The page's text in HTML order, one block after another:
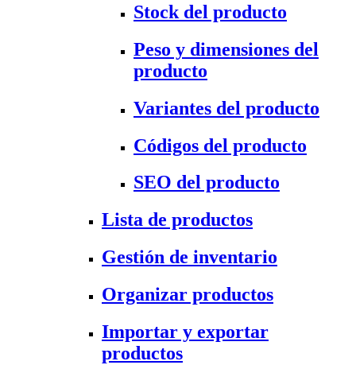
Stock del producto
Peso y dimensiones del
producto
Variantes del producto
Códigos del producto
SEO del producto
Lista de productos
Gestión de inventario
Organizar productos
Importar y exportar
productos